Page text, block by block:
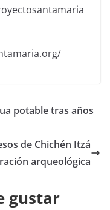
potable tras años
de Chichén Itzá
arqueológica
gustar